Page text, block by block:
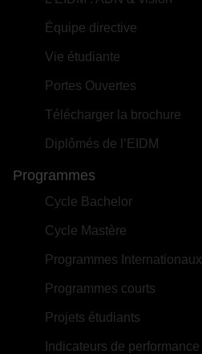
Équipe directive
Vie étudiante
Portes Ouvertes
Télécharger la brochure
Diplômés de l’EIDM
Programmes
Cycle Bachelor
Cycle Mastère
Programmes Internationaux
Programmes courts
Projets étudiants
Indicateurs de performance